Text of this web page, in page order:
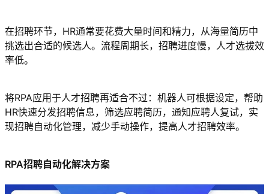
在招聘环节，HR通常要花费大量时间和精力，从海量简历中
挑选出合适的候选人。流程周期长，招聘进度慢，人才选拔效
率低。
将RPA应用于人才招聘再适合不过：机器人可根据设定，帮助
HR快速分发招聘信息，筛选应聘简历，通知应聘人复试，实
现招聘自动化管理，减少手动操作，提高人才招聘效率。
RPA招聘自动化解决方案